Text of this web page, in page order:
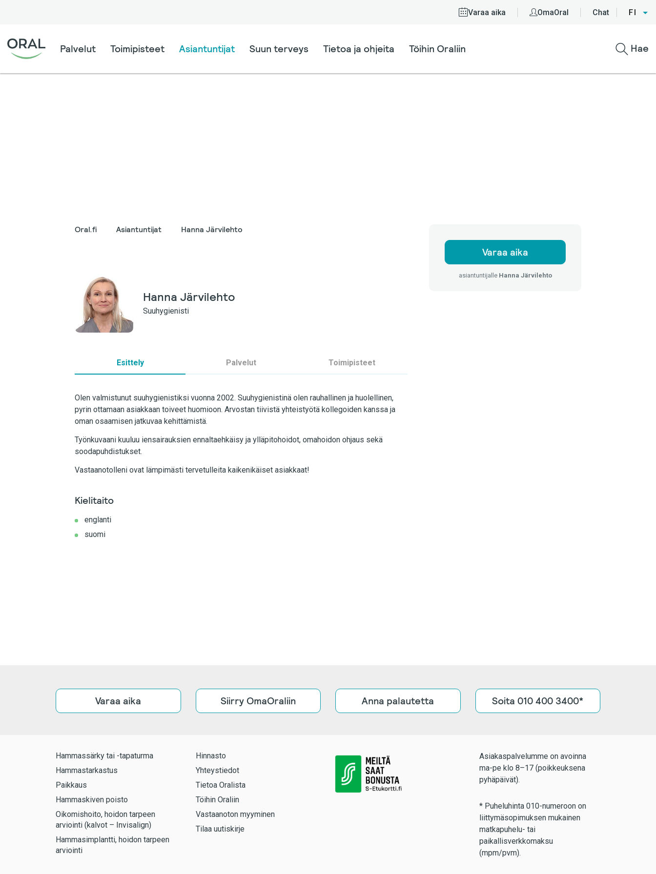
Varaa aika OmaOral Chat FI
Palvelut Toimipisteet Asiantuntijat Suun terveys Tietoa ja ohjeita Töihin Oraliin Hae
Varaa aika
asiantuntijalle Hanna Järvilehto
Oral.fi Asiantuntijat Hanna Järvilehto
Hanna Järvilehto
Suuhygienisti
Esittely Palvelut Toimipisteet
Olen valmistunut suuhygienistiksi vuonna 2002. Suuhygienistinä olen rauhallinen ja huolellinen,
pyrin ottamaan asiakkaan toiveet huomioon. Arvostan tiivistä yhteistyötä kollegoiden kanssa ja
oman osaamisen jatkuvaa kehittämistä.
Työnkuvaani kuuluu iensairauksien ennaltaehkäisy ja ylläpitohoidot, omahoidon ohjaus sekä
soodapuhdistukset.
Vastaanotolleni ovat lämpimästi tervetulleita kaikenikäiset asiakkaat!
Kielitaito
englanti
suomi
Varaa aika Siirry OmaOraliin Anna palautetta Soita 010 400 3400*
Hammassärky tai -tapaturma
Hammastarkastus
Paikkaus
Hammaskiven poisto
Oikomishoito, hoidon tarpeen
arviointi (kalvot – Invisalign)
Hammasimplantti, hoidon tarpeen
arviointi
Hinnasto
Yhteystiedot
Tietoa Oralista
Töihin Oraliin
Vastaanoton myyminen
Tilaa uutiskirje
Asiakaspalvelumme on avoinna
ma-pe klo 8–17 (poikkeuksena
pyhäpäivät).
* Puheluhinta 010-numeroon on
liittymäsopimuksen mukainen
matkapuhelu- tai
paikallisverkkomaksu
(mpm/pvm).